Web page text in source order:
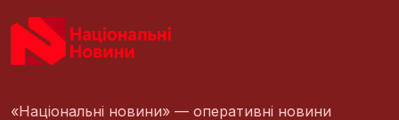
«Національні новини» — оперативні новини